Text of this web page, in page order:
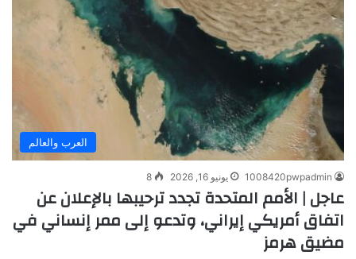
العرب والعالم
1008420pwpadmin يونيو 16, 2026 8
عاجل | الأمم المتحدة تجدد ترحيبها بالإعلان عن
اتفاق أمريكي إيراني، وتدعو إلى ممر إنساني في
مضيق هرمز